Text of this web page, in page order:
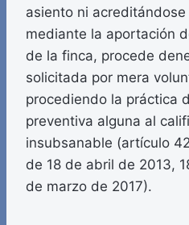
asiento ni
mediante la aportación
de la finca, procede
solicitada por mera
procediendo la práctica
preventiva alguna al
insubsanable (artículo
de 18 de abril de 2013,
de marzo de 2017).